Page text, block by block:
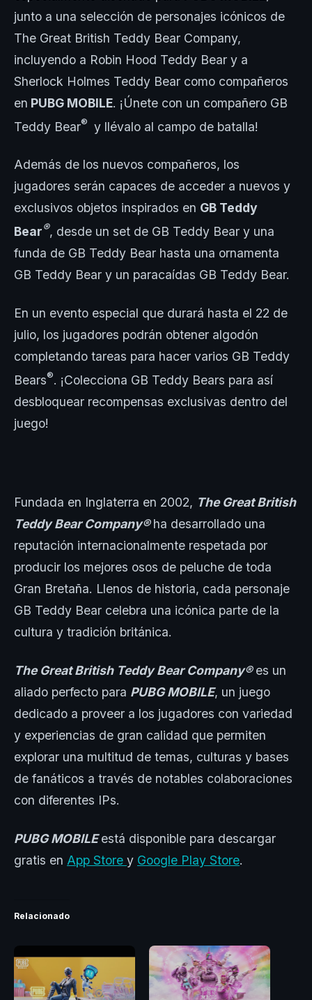
junto a una selección de personajes icónicos de
The Great British Teddy Bear Company,
incluyendo a Robin Hood Teddy Bear y a
Sherlock Holmes Teddy Bear como compañeros
en PUBG MOBILE. ¡Únete con un compañero GB
Teddy Bear® y llévalo al campo de batalla!
Además de los nuevos compañeros, los
jugadores serán capaces de acceder a nuevos y
exclusivos objetos inspirados en GB Teddy
Bear®, desde un set de GB Teddy Bear y una
funda de GB Teddy Bear hasta una ornamenta
GB Teddy Bear y un paracaídas GB Teddy Bear.
En un evento especial que durará hasta el 22 de
julio, los jugadores podrán obtener algodón
completando tareas para hacer varios GB Teddy
Bears®. ¡Colecciona GB Teddy Bears para así
desbloquear recompensas exclusivas dentro del
juego!
Fundada en Inglaterra en 2002, The Great British
Teddy Bear Company®ha desarrollado una
reputación internacionalmente respetada por
producir los mejores osos de peluche de toda
Gran Bretaña. Llenos de historia, cada personaje
GB Teddy Bear celebra una icónica parte de la
cultura y tradición británica.
The Great British Teddy Bear Company®es un
aliado perfecto para PUBG MOBILE, un juego
dedicado a proveer a los jugadores con variedad
y experiencias de gran calidad que permiten
explorar una multitud de temas, culturas y bases
de fanáticos a través de notables colaboraciones
con diferentes IPs.
PUBG MOBILEestá disponible para descargar
gratis en App Store y Google Play Store.
Relacionado